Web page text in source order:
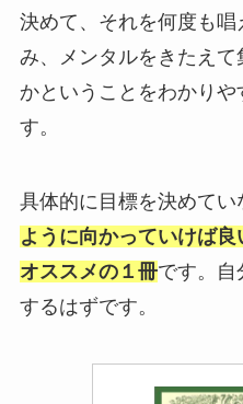
決めて、それを何度も唱
み、メンタルをきたえ
かということをわかりや
す。
具体的に目標を決めてい
ように向かっていけば
オススメの１冊です。自
するはずです。